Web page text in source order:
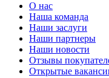
О нас
Наша команда
Наши заслуги
Наши партнеры
Наши новости
Отзывы
Открытые